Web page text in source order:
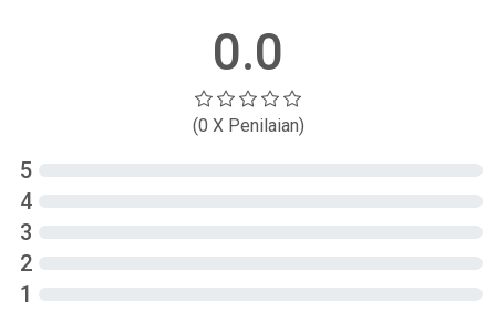
0.0
(0 X Penilaian)
5
4
3
2
1